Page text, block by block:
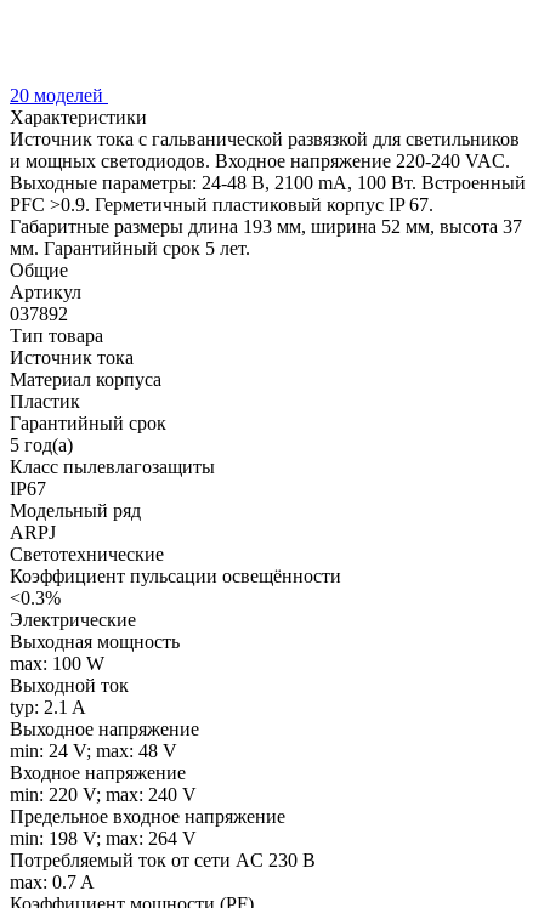
20 моделей
Характеристики
Источник тока с гальванической развязкой для светильников
и мощных светодиодов. Входное напряжение 220-240 VAC.
Выходные параметры: 24-48 В, 2100 mА, 100 Вт. Встроенный
PFC >0.9. Герметичный пластиковый корпус IP 67.
Габаритные размеры длина 193 мм, ширина 52 мм, высота 37
мм. Гарантийный срок 5 лет.
Общие
Артикул
037892
Тип товара
Источник тока
Материал корпуса
Пластик
Гарантийный срок
5 год(а)
Класс пылевлагозащиты
IP67
Модельный ряд
ARPJ
Светотехнические
Коэффициент пульсации освещённости
<0.3%
Электрические
Выходная мощность
max: 100 W
Выходной ток
typ: 2.1 A
Выходное напряжение
min: 24 V; max: 48 V
Входное напряжение
min: 220 V; max: 240 V
Предельное входное напряжение
min: 198 V; max: 264 V
Потребляемый ток от сети AC 230 В
max: 0.7 A
Коэффициент мощности (PF)